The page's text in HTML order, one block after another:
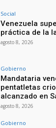
Social
Venezuela
práctica de la
agosto 8, 2026
Gobierno
Mandataria
pentatletas
alcanzado en
agosto 8, 2026
Gobierno